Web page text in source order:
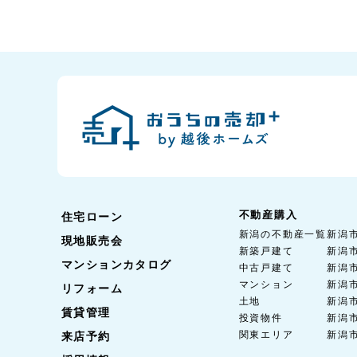
住宅ローン
現地販売会
マンションカタログ
リフォーム
賃貸管理
来店予約
不動産購入
新潟の不動産一覧
新築戸建て
中古戸建て
マンション
土地
投資物件
関東エリア
新潟
新潟
新潟
新潟
新潟
新潟
新潟